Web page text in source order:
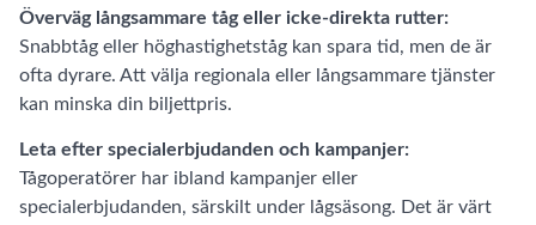
Överväg långsammare tåg eller icke-direkta rutter:
Snabbtåg eller höghastighetståg kan spara tid, men de är
ofta dyrare. Att välja regionala eller långsammare tjänster
kan minska din biljettpris.
Leta efter specialerbjudanden och kampanjer:
Tågoperatörer har ibland kampanjer eller
specialerbjudanden, särskilt under lågsäsong. Det är värt